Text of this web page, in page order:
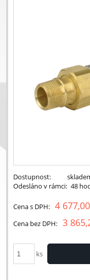
Dostupnost:
Odesláno v rámci: 48
Cena s DPH: 4
Cena bez DPH: 3
ks